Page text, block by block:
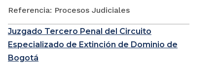
Referencia: Procesos Judiciales
Juzgado Tercero Penal del Circuito
Especializado de Extinción de Dominio de
Bogotá